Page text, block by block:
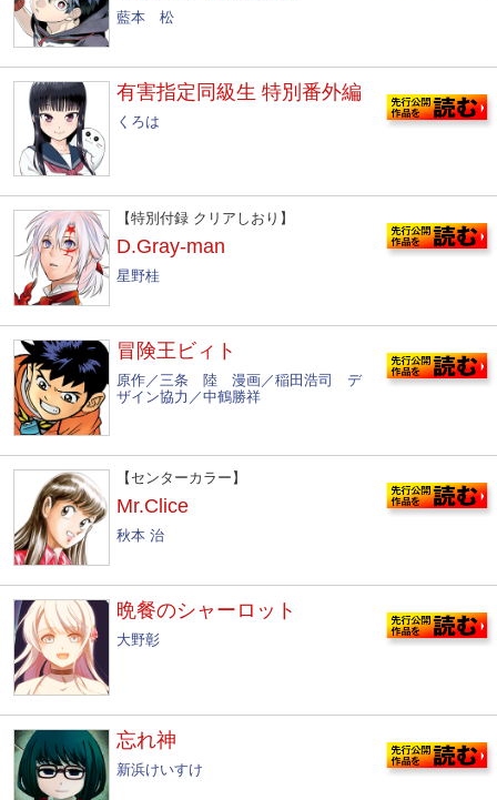
藍本 松
有害指定同級生 特別番外編
くろは
【特別付録 クリアしおり】
D.Gray-man
星野桂
冒険王ビィト
原作／三条 陸 漫画／稲田浩司 デ
ザイン協力／中鶴勝祥
【センターカラー】
Mr.Clice
秋本 治
晩餐のシャーロット
大野彰
忘れ神
新浜けいすけ